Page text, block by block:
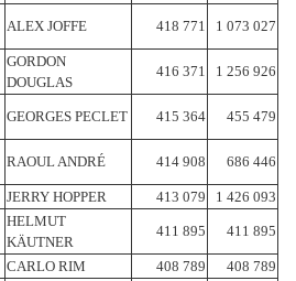
ALEX JOFFE 418 771 1 073 027
GORDON
DOUGLAS
416 371 1 256 926
GEORGES PECLET 415 364 455 479
RAOUL ANDRÉ 414 908 686 446
JERRY HOPPER 413 079 1 426 093
HELMUT
KÄUTNER
411 895 411 895
CARLO RIM 408 789 408 789